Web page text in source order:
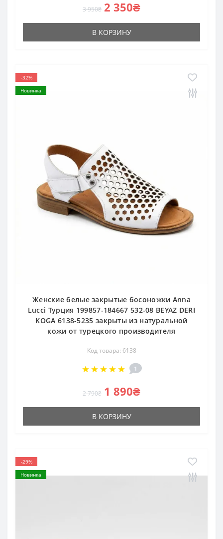
3 950₴ 2 350₴
В КОРЗИНУ
-32%
Новинка
Женские белые закрытые босоножки Anna
Lucci Турция 199857-184667 532-08 BEYAZ DERI
KOGA 6138-5235 закрыты из натуральной
кожи от турецкого производителя
Код товара: 6138
1
2 790₴ 1 890₴
В КОРЗИНУ
-29%
Новинка